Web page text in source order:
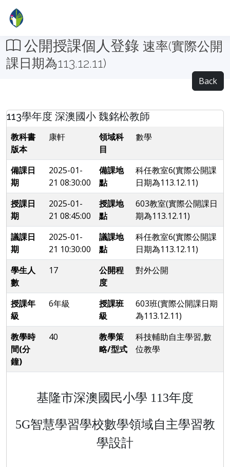
公開授課個人登錄 速率(實際公開
課日期為113.12.11)
Back
113學年度 深澳國小 魏銘松教師
教科書
版本
康軒
領域科
目
數學
備課日
期
2025-01-
21 08:30:00
備課地
點
科任教室6(實際公開課
日期為113.12.11)
授課日
期
2025-01-
21 08:45:00
授課地
點
603教室(實際公開課日
期為113.12.11)
議課日
期
2025-01-
21 10:30:00
議課地
點
科任教室6(實際公開課
日期為113.12.11)
學生人
數
17
公開程
度
對外公開
授課年
級
6年級
授課班
級
603班(實際公開課日期
為113.12.11)
教學時
間(分
鐘)
40
教學策
略/型式
科技輔助自主學習,數
位教學
基隆市深澳國民小學 113年度
5G智慧學習學校數學領域自主學習教
學設計